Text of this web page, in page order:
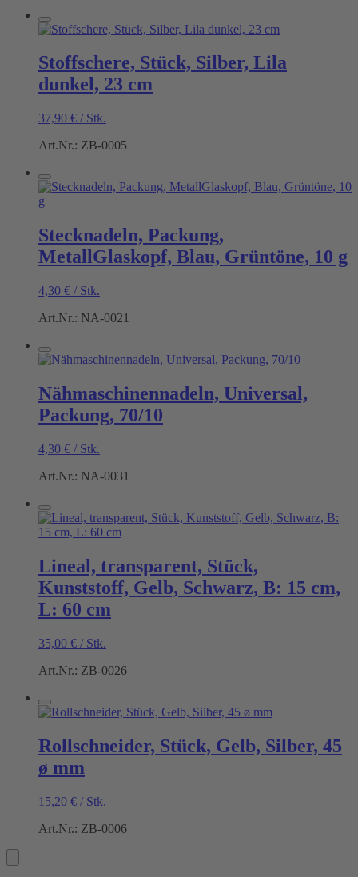
Stoffschere, Stück, Silber, Lila
dunkel, 23 cm
37,90 € / Stk.
Art.Nr.: ZB-0005
Stecknadeln, Packung,
MetallGlaskopf, Blau, Grüntöne, 10 g
4,30 € / Stk.
Art.Nr.: NA-0021
Nähmaschinennadeln, Universal,
Packung, 70/10
4,30 € / Stk.
Art.Nr.: NA-0031
Lineal, transparent, Stück,
Kunststoff, Gelb, Schwarz, B: 15 cm,
L: 60 cm
35,00 € / Stk.
Art.Nr.: ZB-0026
Rollschneider, Stück, Gelb, Silber, 45
ø mm
15,20 € / Stk.
Art.Nr.: ZB-0006